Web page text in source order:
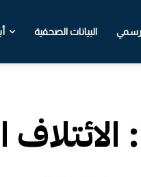
البيانات الصحفية